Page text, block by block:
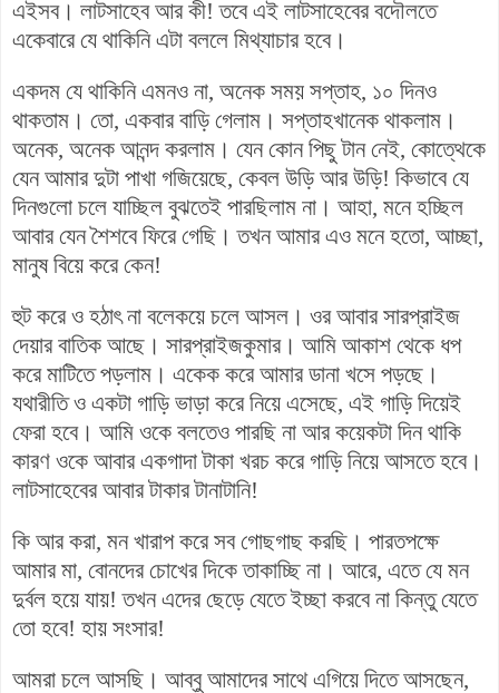
এইসব। লাটসাহেব আর কী! তবে এই লাটসাহেবের বদৌলতে
একেবারে যে থাকিনি এটা বললে মিথ্যাচার হবে।
একদম যে থাকিনি এমনও না, অনেক সময় সপ্তাহ, ১০ দিনও
থাকতাম। তো, একবার বাড়ি গেলাম। সপ্তাহখানেক থাকলাম।
অনেক, অনেক আনন্দ করলাম। যেন কোন পিছু টান নেই, কোত্থেকে
যেন আমার দুটা পাখা গজিয়েছে, কেবল উড়ি আর উড়ি! কিভাবে যে
দিনগুলো চলে যাচ্ছিল বুঝতেই পারছিলাম না। আহা, মনে হচ্ছিল
আবার যেন শৈশবে ফিরে গেছি। তখন আমার এও মনে হতো, আচ্ছা,
মানুষ বিয়ে করে কেন!
হুট করে ও হঠাৎ না বলেকয়ে চলে আসল। ওর আবার সারপ্রাইজ
দেয়ার বাতিক আছে। সারপ্রাইজকুমার। আমি আকাশ থেকে ধপ
করে মাটিতে পড়লাম। একেক করে আমার ডানা খসে পড়ছে।
যথারীতি ও একটা গাড়ি ভাড়া করে নিয়ে এসেছে, এই গাড়ি দিয়েই
ফেরা হবে। আমি ওকে বলতেও পারছি না আর কয়েকটা দিন থাকি
কারণ ওকে আবার একগাদা টাকা খরচ করে গাড়ি নিয়ে আসতে হবে।
লাটসাহেবের আবার টাকার টানাটানি!
কি আর করা, মন খারাপ করে সব গোছগাছ করছি। পারতপক্ষে
আমার মা, বোনদের চোখের দিকে তাকাচ্ছি না। আরে, এতে যে মন
দুর্বল হয়ে যায়! তখন এদের ছেড়ে যেতে ইচ্ছা করবে না কিন্তু যেতে
তো হবে! হায় সংসার!
আমরা চলে আসছি। আব্বু আমাদের সাথে এগিয়ে দিতে আসছেন,